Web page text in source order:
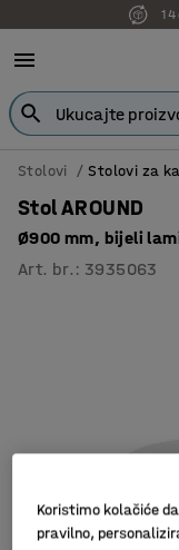
14
Stolovi Stolovi za
Stol AROUND
Ø900 mm, bijeli
Art. br. : 3935063
Koristimo kolačiće
pravilno,